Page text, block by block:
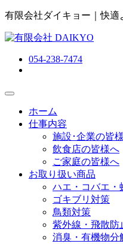
有限会社ダイキョー｜快
054-238-7474
ホーム
仕事内容
施設･企業の皆
飲食店の皆様へ
ご家庭の皆様へ
お取り扱い商品
ハエ・コバエ・
ゴキブリ対策
鳥類対策
紫外線・飛散防
消臭・有機物分